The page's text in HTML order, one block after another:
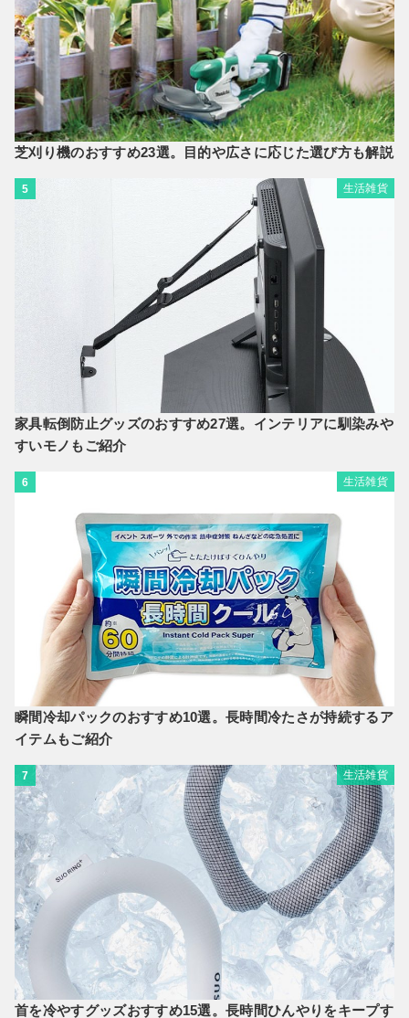
芝刈り機のおすすめ23選。目的や広さに応じた選び方も解説
5 生活雑貨
家具転倒防止グッズのおすすめ27選。インテリアに馴染みや
すいモノもご紹介
6 生活雑貨
瞬間冷却パックのおすすめ10選。長時間冷たさが持続するア
イテムもご紹介
7 生活雑貨
首を冷やすグッズおすすめ15選。長時間ひんやりをキープす